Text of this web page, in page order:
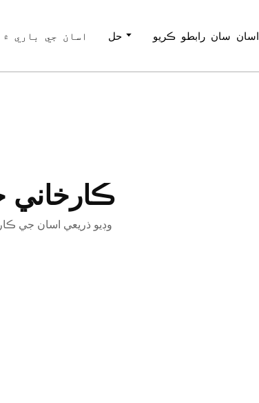
اسان جي باري ۾ حل اسان سان رابطو ڪريو
ڪارخاني
وڊيو ذريعي اسان جي